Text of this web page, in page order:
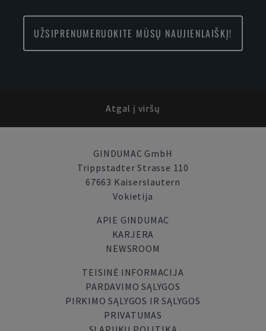
UŽSIPRENUMERUOKITE MŪSŲ NAUJIENLAIŠKĮ!
Atgal į viršų
GINDUMAC GmbH
Trippstadter Strasse 110
67663 Kaiserslautern
Vokietija
APIE GINDUMAC
KARJERA
NEWSROOM
TEISINĖ INFORMACIJA
PARDAVIMO SĄLYGOS
PIRKIMO SĄLYGOS IR SĄLYGOS
PRIVATUMAS